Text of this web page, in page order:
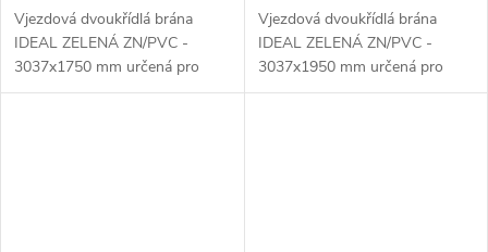
Vjezdová dvoukřídlá brána
IDEAL ZELENÁ ZN/PVC -
3037x1750 mm určená pro
drátěné ploty. Výplň z
Vjezdová dvoukřídlá brána
IDEAL ZELENÁ ZN/PVC -
3037x1950 mm určená pro
drátěné ploty. Výplň z